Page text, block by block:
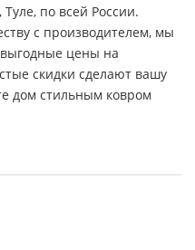
по всей России.
с производителем, мы
цены на
скидки сделают вашу
дом стильным ковром